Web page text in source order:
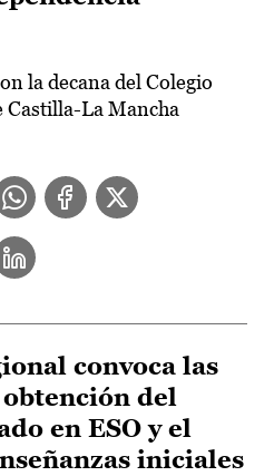
la decana del Colegio
Castilla-La Mancha
convoca las
del
en ESO y el
iniciales